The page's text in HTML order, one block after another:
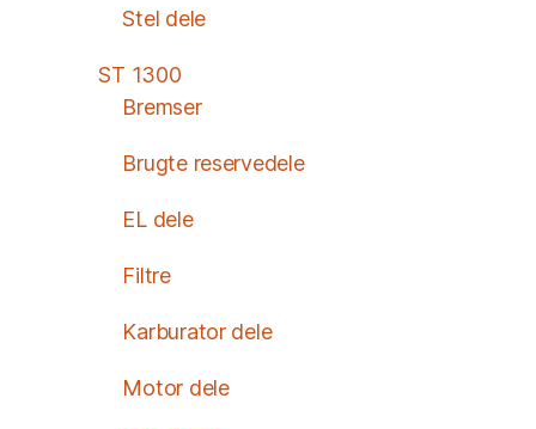
Stel dele
ST 1300
Bremser
Brugte reservedele
EL dele
Filtre
Karburator dele
Motor dele